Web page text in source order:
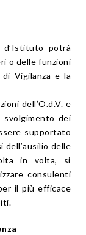
d’Istituto potrà
o delle funzioni
di Vigilanza e la
dell’O.d.V. e
svolgimento dei
supportato
dell’ausilio delle
in volta, si
consulenti
il più efficace